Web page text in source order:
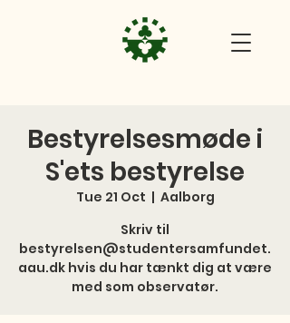
Bestyrelsesmøde i
S'ets bestyrelse
Tue 21 Oct
  |
Aalborg
Skriv til
bestyrelsen@studentersamfundet.
aau.dk hvis du har tænkt dig at være
med som observatør.